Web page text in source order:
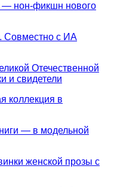
— нон-фикшн нового
Совместно с ИА
Отечественной
и свидетели
коллекция в
— в модельной
женской прозы с